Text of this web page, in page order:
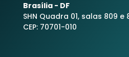
Brasília - DF
SHN Quadra 01, salas 809 e
CEP: 70701-010